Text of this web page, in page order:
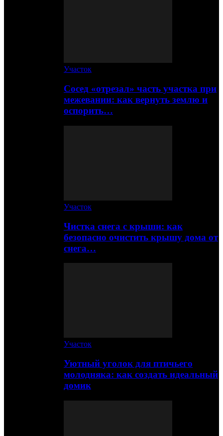
Участок
Сосед «отрезал» часть участка при
межевании: как вернуть землю и
оспорить…
Участок
Чистка снега с крыши: как
безопасно очистить крышу дома от
снега…
Участок
Уютный уголок для птичьего
молодняка: как создать идеальный
домик